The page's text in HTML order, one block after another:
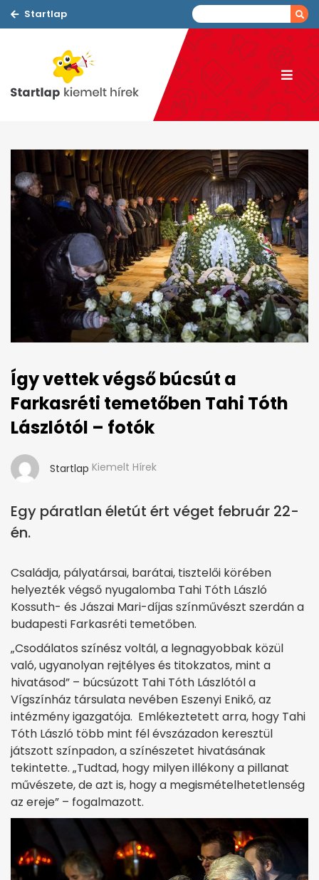
Startlap
Így vettek végső búcsút a
Farkasréti temetőben Tahi Tóth
Lászlótól – fotók
Startlap Kiemelt Hírek
Egy páratlan életút ért véget február 22-
én.
Családja, pályatársai, barátai, tisztelői körében
helyezték végső nyugalomba Tahi Tóth László
Kossuth- és Jászai Mari-díjas színművészt szerdán a
budapesti Farkasréti temetőben.
„Csodálatos színész voltál, a legnagyobbak közül
való, ugyanolyan rejtélyes és titokzatos, mint a
hivatásod” – búcsúzott Tahi Tóth Lászlótól a
Vígszínház társulata nevében Eszenyi Enikő, az
intézmény igazgatója. Emlékeztetett arra, hogy Tahi
Tóth László több mint fél évszázadon keresztül
játszott színpadon, a színészetet hivatásának
tekintette. „Tudtad, hogy milyen illékony a pillanat
művészete, de azt is, hogy a megismételhetetlenség
az ereje” – fogalmazott.